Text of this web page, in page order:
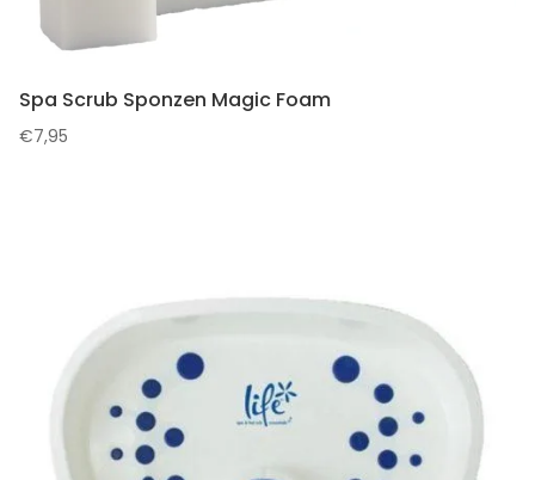
Spa Scrub Sponzen Magic Foam
€7,95